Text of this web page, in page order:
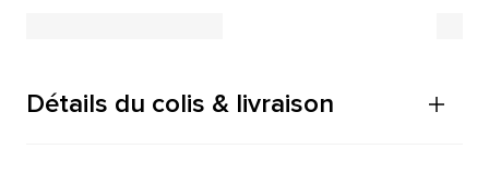
Détails du colis & livraison